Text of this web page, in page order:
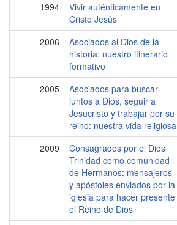
1994
Vivir auténticamente en
Cristo Jesús
2006
Asociados al Dios de la
historia: nuestro itinerario
formativo
2005
Asociados para buscar
juntos a Dios, seguir a
Jesucristo y trabajar por su
reino: nuestra vida religiosa
2009
Consagrados por el Dios
Trinidad como comunidad
de Hermanos: mensajeros
y apóstoles enviados por la
iglesia para hacer presente
el Reino de Dios